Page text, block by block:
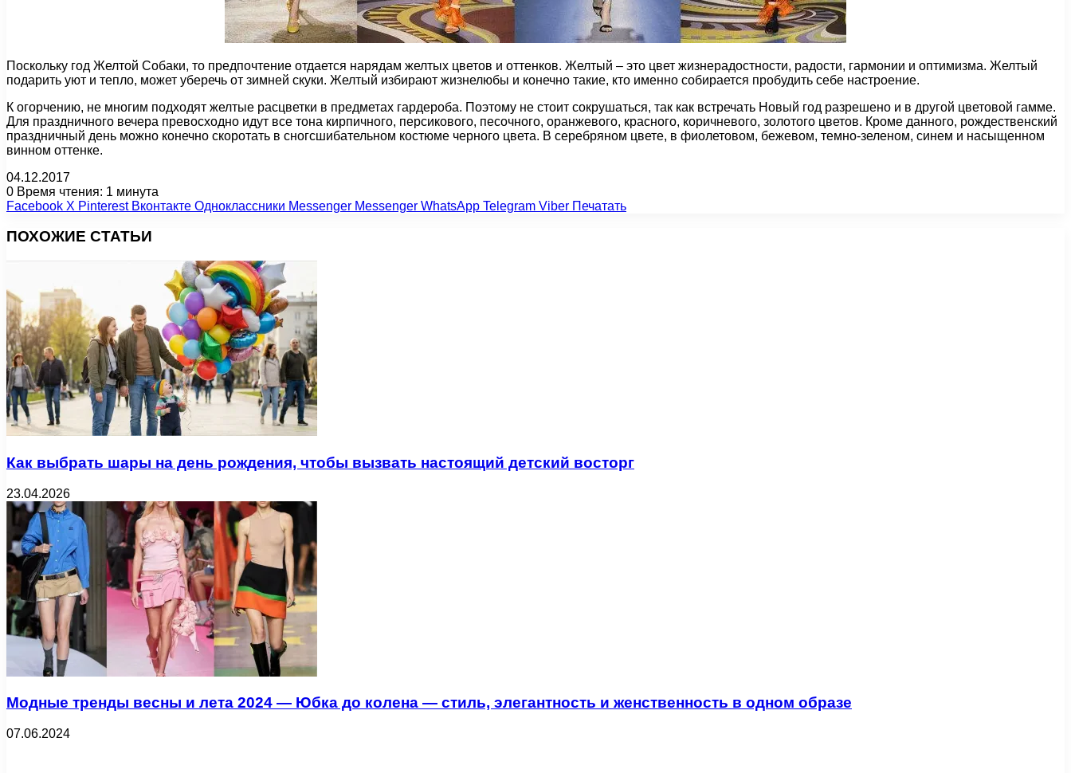
Поскольку год Желтой Собаки, то предпочтение отдается нарядам желтых цветов и оттенков. Желтый – это цвет жизнерадостности, радости, гармонии и оптимизма. Желтый
подарить уют и тепло, может уберечь от зимней скуки. Желтый избирают жизнелюбы и конечно такие, кто именно собирается пробудить себе настроение.
К огорчению, не многим подходят желтые расцветки в предметах гардероба. Поэтому не стоит сокрушаться, так как встречать Новый год разрешено и в другой цветовой гамме.
Для праздничного вечера превосходно идут все тона кирпичного, персикового, песочного, оранжевого, красного, коричневого, золотого цветов. Кроме данного, рождественский
праздничный день можно конечно скоротать в сногсшибательном костюме черного цвета. В серебряном цвете, в фиолетовом, бежевом, темно-зеленом, синем и насыщенном
винном оттенке.
04.12.2017
0 Время чтения: 1 минута
Facebook X Pinterest Вконтакте Одноклассники Messenger Messenger WhatsApp Telegram Viber Печатать
ПОХОЖИЕ СТАТЬИ
Как выбрать шары на день рождения, чтобы вызвать настоящий детский восторг
23.04.2026
Модные тренды весны и лета 2024 — Юбка до колена — стиль, элегантность и женственность в одном образе
07.06.2024